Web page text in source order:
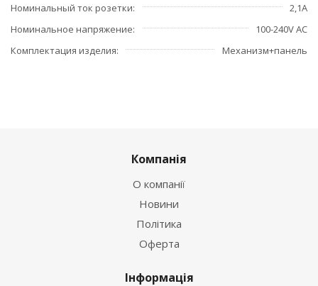
Номинальный ток розетки
2,1А
Номинальное напряжение
100-240V AC
Комплектация изделия
Механизм+панель
Компанія
О компанії
Новини
Політика
Оферта
Інформація